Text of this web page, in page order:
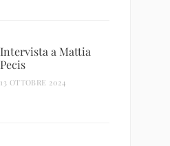
Intervista a Mattia
Pecis
13 OTTOBRE 2024